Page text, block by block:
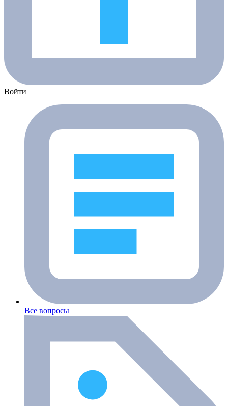
Войти
Все вопросы